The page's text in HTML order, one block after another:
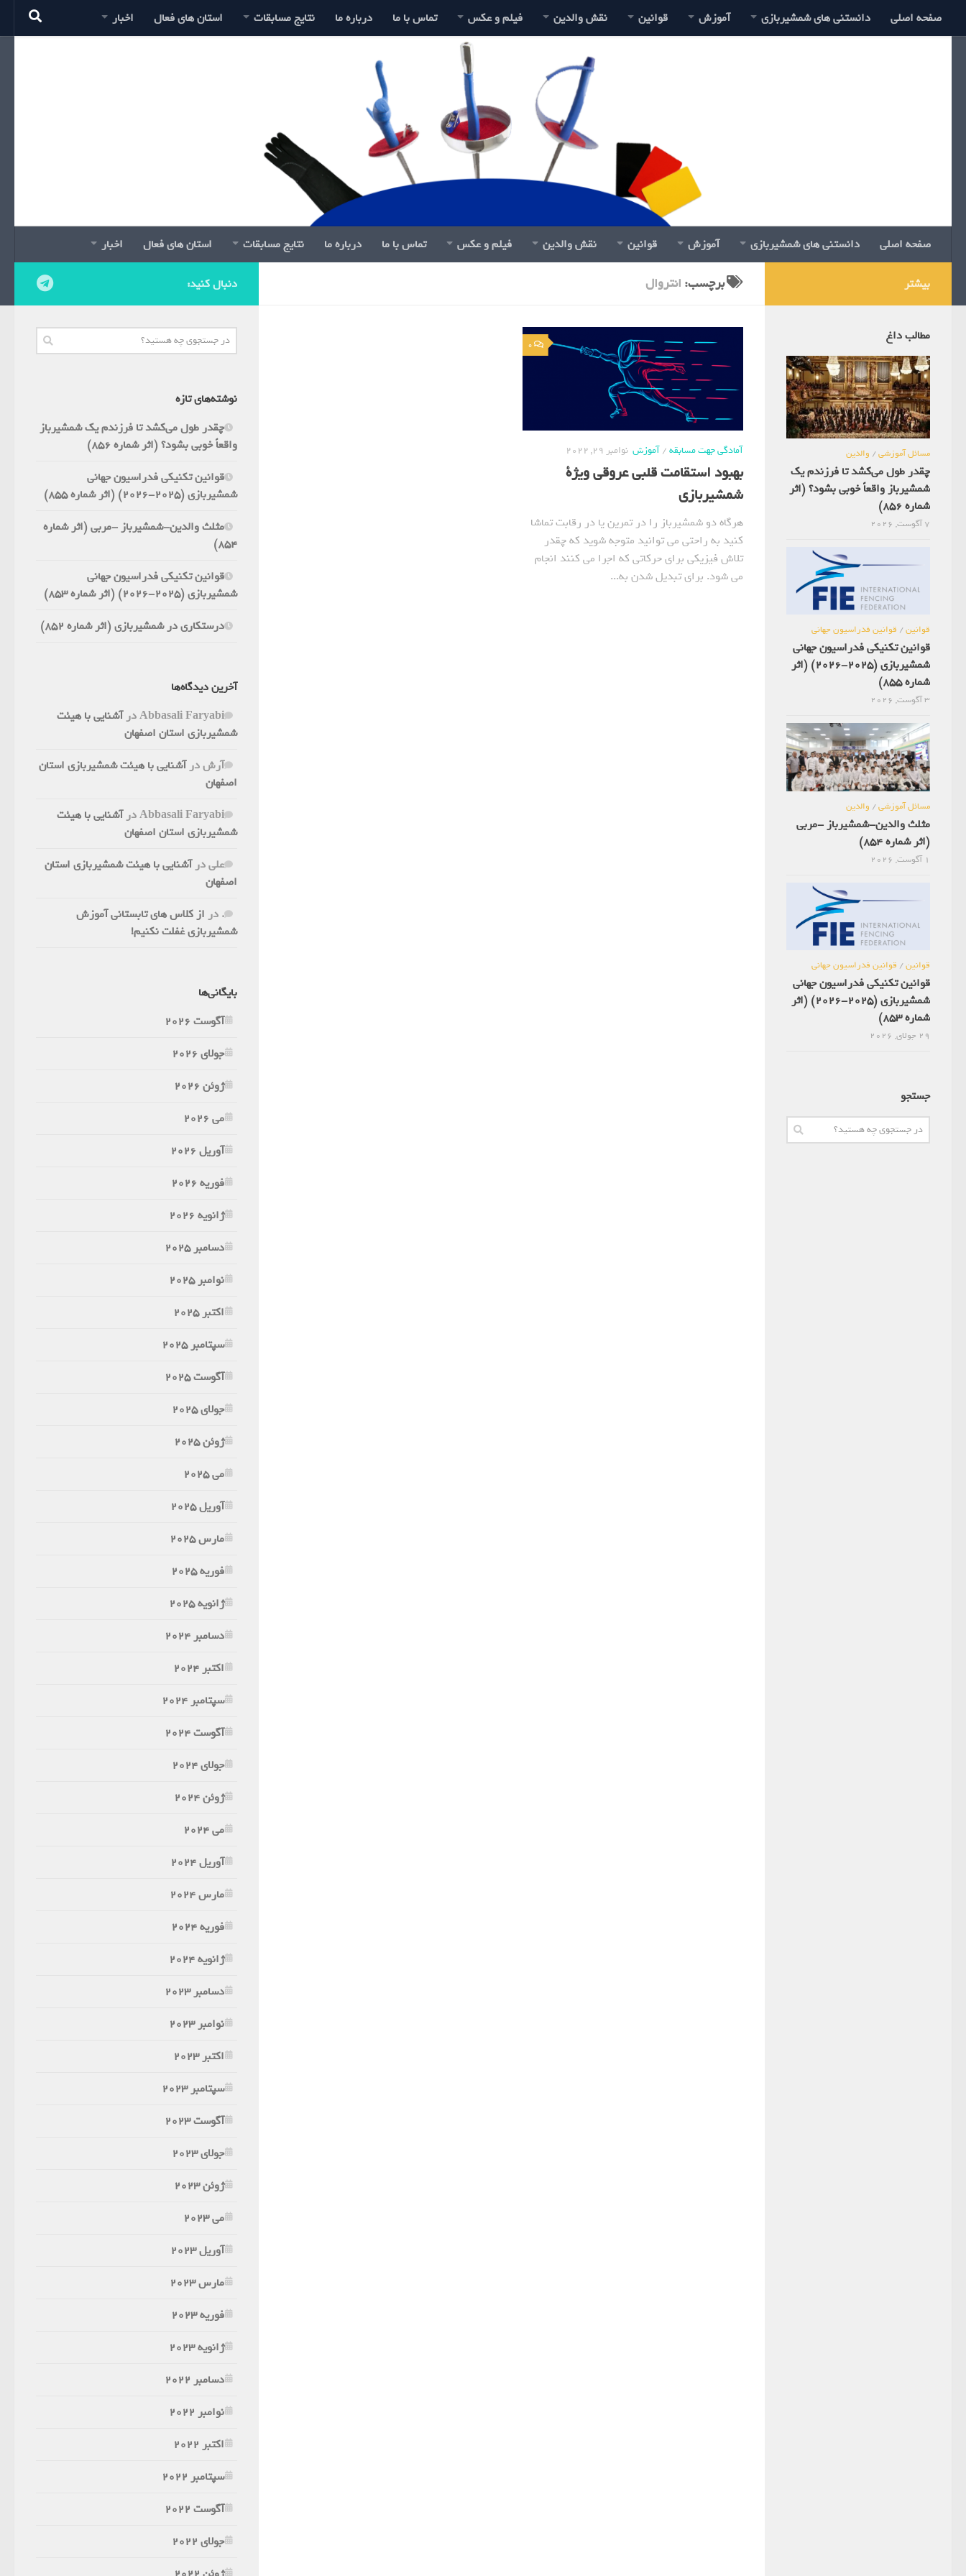
صفحه اصلی دانستنی های شمشیربازی آموزش قوانین نقش والدین فیلم و عکس تماس با ما درباره ما نتایج مسابقات استان های فعال اخبار
صفحه اصلی دانستنی های شمشیربازی آموزش قوانین نقش والدین فیلم و عکس تماس با ما درباره ما نتایج مسابقات استان های فعال اخبار
برچسب: انتروال
0
آمادگی جهت مسابقه/آموزش نوامبر 29, 2022
بهبود استقامت قلبی عروقی ویژة
شمشیربازی
هرگاه دو شمشیرباز را در تمرین یا در رقابت تماشا
کنید به راحتی می توانید متوجه شوید که چقدر
تلاش فیزیکی برای حرکاتی که اجرا می کنند انجام
می شود. برای تبدیل شدن به...
دنبال کنید:
نوشته‌های تازه
چقدر طول می‌کشد تا فرزندم یک شمشیرباز
واقعاً خوبی بشود؟ (اثر شماره 856)
قوانین تکنیکی فدراسیون جهانی
شمشیربازی (2025-2026) (اثر شماره 855)
مثلث والدین-شمشیرباز -مربی (اثر شماره
854)
قوانین تکنیکی فدراسیون جهانی
شمشیربازی (2025-2026) (اثر شماره 853)
درستکاری در شمشیربازی (اثر شماره 852)
آخرین دیدگاه‌ها
Abbasali Faryabiدرآشنایی با هیئت
شمشیربازی استان اصفهان
آرشدرآشنایی با هیئت شمشیربازی استان
اصفهان
Abbasali Faryabiدرآشنایی با هیئت
شمشیربازی استان اصفهان
علیدرآشنایی با هیئت شمشیربازی استان
اصفهان
. در از کلاس های تابستانی آموزش
شمشیربازی غفلت نکنیم!
بایگانی‌ها
آگوست 2026
جولای 2026
ژوئن 2026
می 2026
آوریل 2026
فوریه 2026
ژانویه 2026
دسامبر 2025
نوامبر 2025
اکتبر 2025
سپتامبر 2025
آگوست 2025
جولای 2025
ژوئن 2025
می 2025
آوریل 2025
مارس 2025
فوریه 2025
ژانویه 2025
دسامبر 2024
اکتبر 2024
سپتامبر 2024
آگوست 2024
جولای 2024
ژوئن 2024
می 2024
آوریل 2024
مارس 2024
فوریه 2024
ژانویه 2024
دسامبر 2023
نوامبر 2023
اکتبر 2023
سپتامبر 2023
آگوست 2023
جولای 2023
ژوئن 2023
می 2023
آوریل 2023
مارس 2023
فوریه 2023
ژانویه 2023
دسامبر 2022
نوامبر 2022
اکتبر 2022
سپتامبر 2022
آگوست 2022
جولای 2022
بیشتر
مطالب داغ
مسائل آموزشی/ والدین
چقدر طول می‌کشد تا فرزندم یک
شمشیرباز واقعاً خوبی بشود؟ (اثر
شماره 856)
7 آگوست, 2026
قوانین/ قوانین فدراسیون جهانی
قوانین تکنیکی فدراسیون جهانی
شمشیربازی (2025-2026) (اثر
شماره 855)
3 آگوست, 2026
مسائل آموزشی/ والدین
مثلث والدین-شمشیرباز -مربی
(اثر شماره 854)
1 آگوست, 2026
قوانین/ قوانین فدراسیون جهانی
قوانین تکنیکی فدراسیون جهانی
شمشیربازی (2025-2026) (اثر
شماره 853)
29 جولای, 2026
جستجو